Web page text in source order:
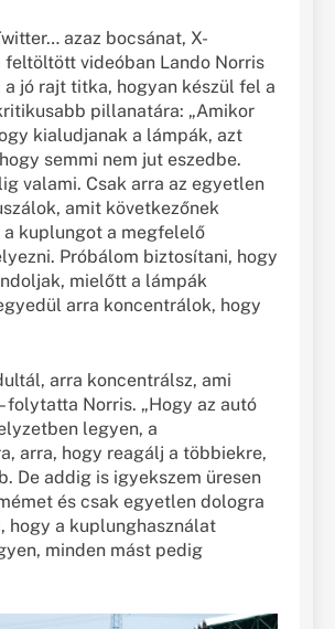
azaz bocsánat, X-
feltöltött videóban Lando Norris
jó rajt titka, hogyan készül fel a
pillanatára: „Amikor
kialudjanak a lámpák, azt
semmi nem jut eszedbe.
valami. Csak arra az egyetlen
amit következőnek
kuplungot a megfelelő
Próbálom biztosítani, hogy
mielőtt a lámpák
arra koncentrálok, hogy
arra koncentrálsz, ami
folytatta Norris. „Hogy az autó
legyen, a
arra, hogy reagálj a többiekre,
De addig is igyekszem üresen
és csak egyetlen dologra
hogy a kuplunghasználat
minden mást pedig